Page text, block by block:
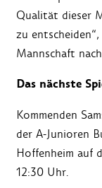
Qualität dieser
zu
Mannschaft
Das nächste
Kommenden
der A-Junioren
Hoffenheim auf
12:30 Uhr.